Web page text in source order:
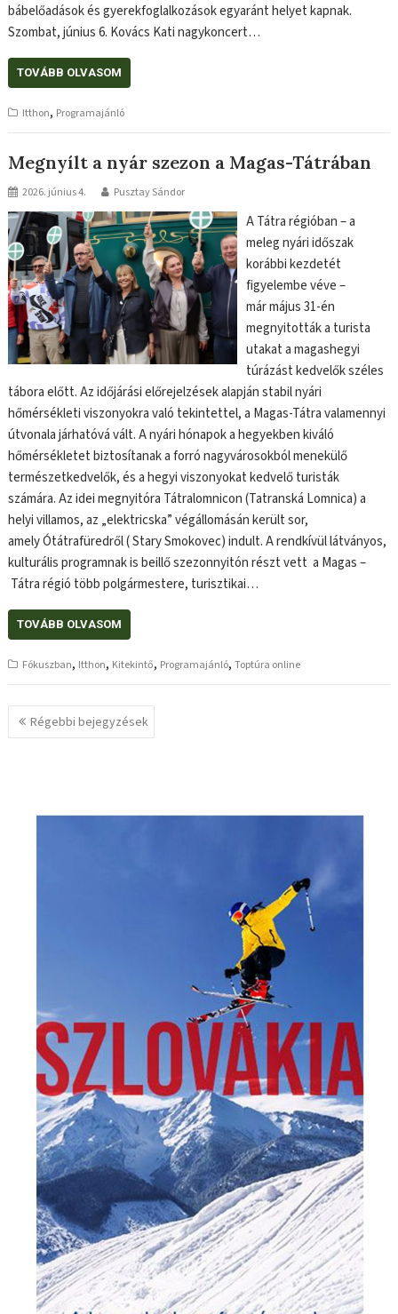
bábelőadások és gyerekfoglalkozások egyaránt helyet kapnak.
Szombat, június 6. Kovács Kati nagykoncert…
TOVÁBB OLVASOM
Itthon, Programajánló
Megnyílt a nyár szezon a Magas-Tátrában
2026. június 4. Pusztay Sándor
A Tátra régióban – a
meleg nyári időszak
korábbi kezdetét
figyelembe véve –
már május 31-én
megnyitották a turista
utakat a magashegyi
túrázást kedvelők széles
tábora előtt. Az időjárási előrejelzések alapján stabil nyári
hőmérsékleti viszonyokra való tekintettel, a Magas-Tátra valamennyi
útvonala járhatóvá vált. A nyári hónapok a hegyekben kiváló
hőmérsékletet biztosítanak a forró nagyvárosokból menekülő
természetkedvelők, és a hegyi viszonyokat kedvelő turisták
számára. Az idei megnyitóra Tátralomnicon (Tatranská Lomnica) a
helyi villamos, az „elektricska” végállomásán került sor,
amely Ótátrafüredről ( Stary Smokovec) indult. A rendkívül látványos,
kulturális programnak is beillő szezonnyitón részt vett a Magas –
Tátra régió több polgármestere, turisztikai…
TOVÁBB OLVASOM
Fókuszban, Itthon, Kitekintő, Programajánló,Toptúra online
Bejegyzés
navigáció
Régebbi bejegyzések